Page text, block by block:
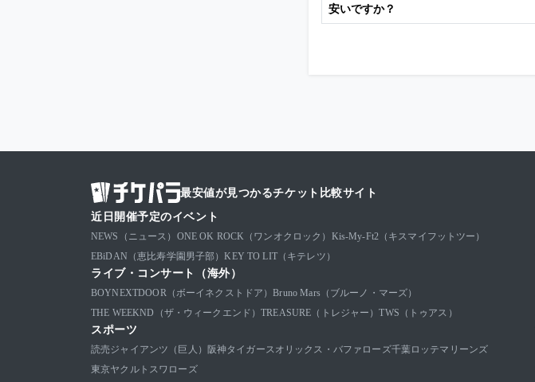
安いですか？
最安値が見つかるチケット比較サイト
近日開催予定のイベント
NEWS（ニュース） ONE OK ROCK（ワンオクロック） Kis-My-Ft2（キスマイフットツー）
EBiDAN（恵比寿学園男子部）KEY TO LIT（キテレツ）
ライブ・コンサート（海外）
BOYNEXTDOOR（ボーイネクストドア）Bruno Mars（ブルーノ・マーズ）
THE WEEKND（ザ・ウィークエンド）TREASURE（トレジャー）TWS（トゥアス）
スポーツ
読売ジャイアンツ（巨人） 阪神タイガースオリックス・バファローズ千葉ロッテマリーンズ
東京ヤクルトスワローズ